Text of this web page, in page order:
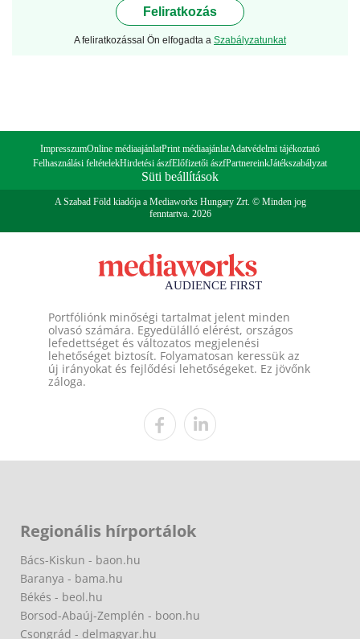
Feliratkozás
A feliratkozással Ön elfogadta a Szabályzatunkat
ImpresszumOnline médiaajánlatPrint médiaajánlatAdatvédelmi tájékoztató
Felhasználási feltételekHirdetési ászfElőfizetői ászfPartnereinkJátékszabályzat
Süti beállítások
A Szabad Föld kiadója a Mediaworks Hungary Zrt. © Minden jog
fenntartva. 2026
Portfóliónk minőségi tartalmat jelent minden
olvasó számára. Egyedülálló elérést, országos
lefedettséget és változatos megjelenési
lehetőséget biztosít. Folyamatosan keressük az
új irányokat és fejlődési lehetőségeket. Ez jövőnk
záloga.
Regionális hírportálok
Bács-Kiskun - baon.hu
Baranya - bama.hu
Békés - beol.hu
Borsod-Abaúj-Zemplén - boon.hu
Csongrád - delmagyar.hu